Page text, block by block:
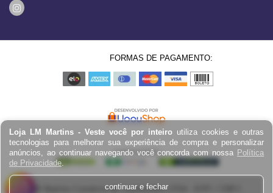
Loja LM Martins - Veste você por inteiro utiliza cookies e outras
tecnologias para melhorar sua experiência de compra e personalizar
anúncios, ao continuar navegando você concorda com nossa Política
de Privacidade
continuar e fechar
FORMAS DE PAGAMENTO:
LM Martins Comércio de Confecções LTDA - EPP / CNPJ: